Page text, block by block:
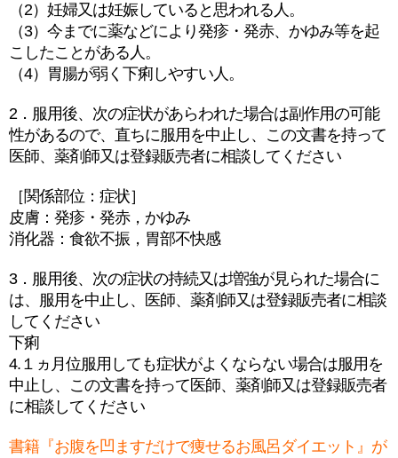
（2）妊婦又は妊娠していると思われる人。
（3）今までに薬などにより発疹・発赤、かゆみ等を起
こしたことがある人。
（4）胃腸が弱く下痢しやすい人。
2．服用後、次の症状があらわれた場合は副作用の可能
性があるので、直ちに服用を中止し、この文書を持って
医師、薬剤師又は登録販売者に相談してください
［関係部位：症状］
皮膚：発疹・発赤，かゆみ
消化器：食欲不振，胃部不快感
3．服用後、次の症状の持続又は増強が見られた場合に
は、服用を中止し、医師、薬剤師又は登録販売者に相談
してください
下痢
4.１ヵ月位服用しても症状がよくならない場合は服用を
中止し、この文書を持って医師、薬剤師又は登録販売者
に相談してください
書籍『お腹を凹ますだけで痩せるお風呂ダイエット』が